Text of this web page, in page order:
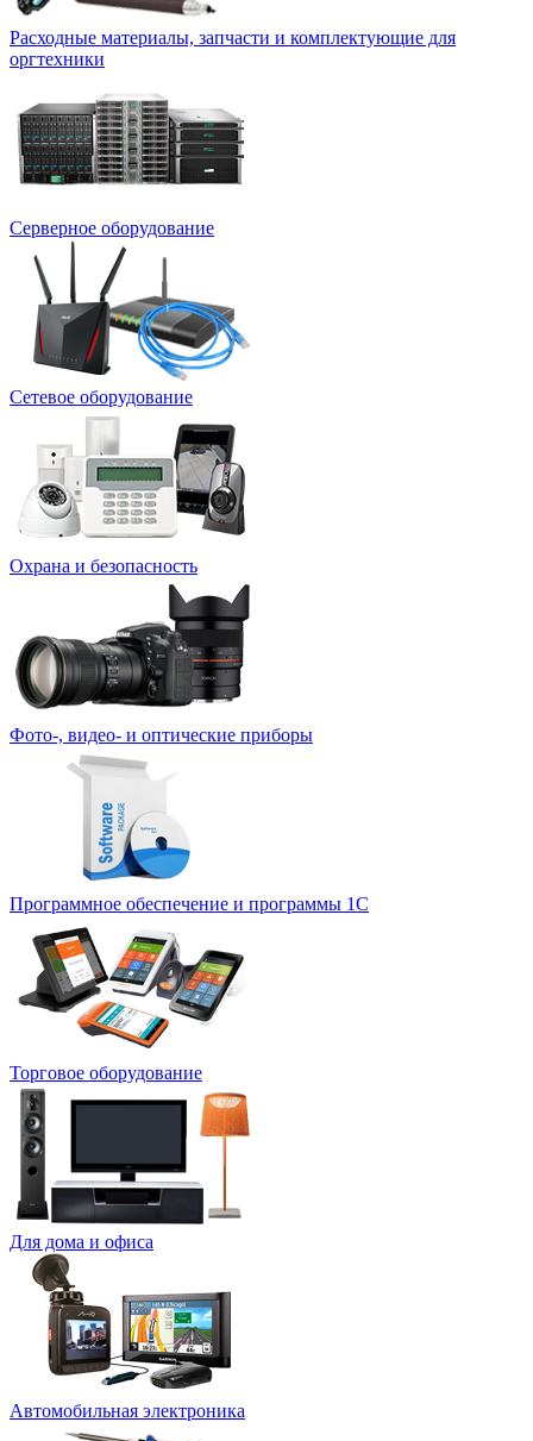
Расходные материалы, запчасти и комплектующие для
оргтехники
Серверное оборудование
Сетевое оборудование
Охрана и безопасность
Фото-, видео- и оптические приборы
Программное обеспечение и программы 1С
Торговое оборудование
Для дома и офиса
Автомобильная электроника